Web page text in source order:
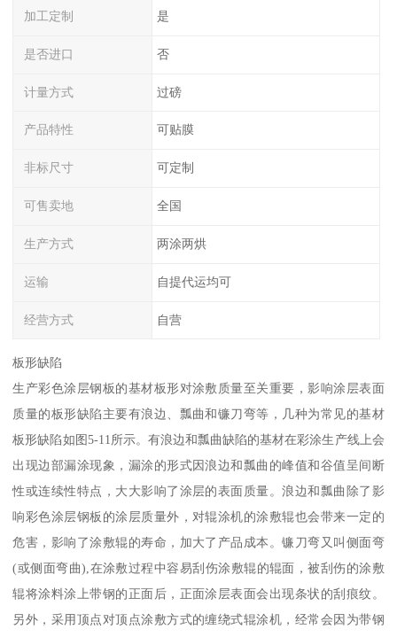
加工定制 是
是否进口 否
计量方式 过磅
产品特性 可贴膜
非标尺寸 可定制
可售卖地 全国
生产方式 两涂两烘
运输 自提代运均可
经营方式 自营
板形缺陷
生产彩色涂层钢板的基材板形对涂敷质量至关重要，影响涂层表面
质量的板形缺陷主要有浪边、瓢曲和镰刀弯等，几种为常见的基材
板形缺陷如图5-11所示。有浪边和瓢曲缺陷的基材在彩涂生产线上会
出现边部漏涂现象，漏涂的形式因浪边和瓢曲的峰值和谷值呈间断
性或连续性特点，大大影响了涂层的表面质量。浪边和瓢曲除了影
响彩色涂层钢板的涂层质量外，对辊涂机的涂敷辊也会带来一定的
危害，影响了涂敷辊的寿命，加大了产品成本。镰刀弯又叫侧面弯
(或侧面弯曲),在涂敷过程中容易刮伤涂敷辊的辊面，被刮伤的涂敷
辊将涂料涂上带钢的正面后，正面涂层表面会出现条状的刮痕纹。
另外，采用顶点对顶点涂敷方式的缠绕式辊涂机，经常会因为带钢